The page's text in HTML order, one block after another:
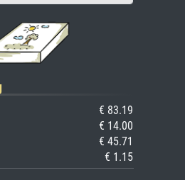
€ 83.19
€ 14.00
€ 45.71
€ 1.15